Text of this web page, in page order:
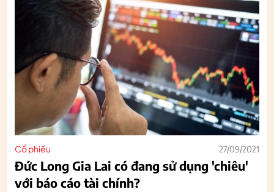
Cổ phiếu 27/09/2021
Đức Long Gia Lai có đang sử dụng 'chiêu'
với báo cáo tài chính?